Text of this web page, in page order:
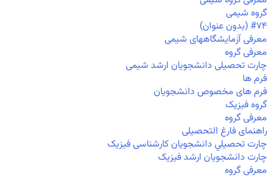
گروه شیمی
#۷۴ (بدون عنوان)
معرفی آزمایشگاههای شیمی
معرفی گروه
چارت تحصیلی دانشجویان ارشد شیمی
فرم ها
فرم های مخصوص دانشجویان
گروه فیزیک
معرفی گروه
راهنمای فارغ التحصیلی
چارت تحصيلي دانشجویان کارشناسی فیزیک
چارت دانشجویان ارشد فیزیک
معرفی گروه